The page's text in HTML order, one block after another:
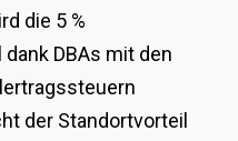
die 5 %
DBAs mit den
der Standortvorteil